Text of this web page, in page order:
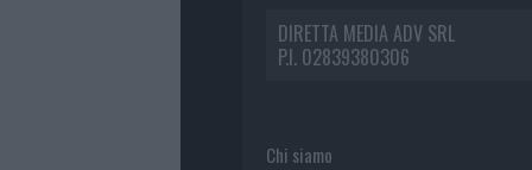
DIRETTA MEDIA ADV SRL
P.I. 02839380306
Chi siamo